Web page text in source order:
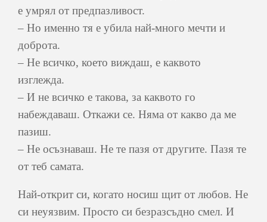
е умрял от предпазливост.
– Но именно тя е убила най-много мечти и
доброта.
– Не всичко, което виждаш, е каквото
изглежда.
– И не всичко е такова, за каквото го
набеждаваш. Откажи се. Няма от какво да ме
пазиш.
– Не осъзнаваш. Не те пазя от другите. Пазя те
от теб самата.
Най-открит си, когато носиш щит от любов. Не
си неуязвим. Просто си безразсъдно смел. И